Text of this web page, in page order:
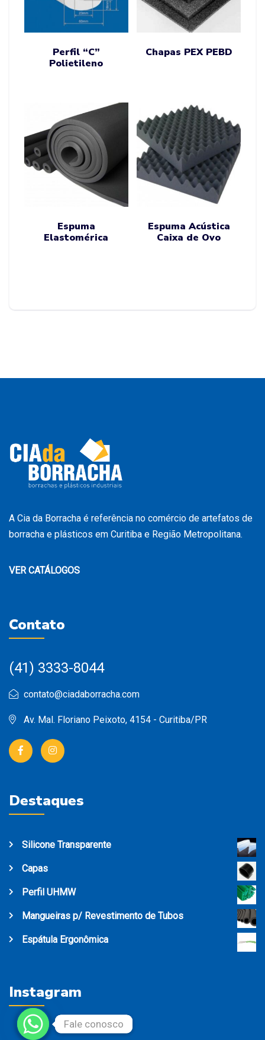
Perfil “C”
Polietileno
Chapas PEX PEBD
Espuma
Elastomérica
Espuma Acústica
Caixa de Ovo
A Cia da Borracha é referência no comércio de artefatos de
borracha e plásticos em Curitiba e Região Metropolitana.
VER CATÁLOGOS
Contato
(41) 3333-8044
contato@ciadaborracha.com
Av. Mal. Floriano Peixoto, 4154 - Curitiba/PR
Destaques
Silicone Transparente
Capas
Perfil UHMW
Mangueiras p/ Revestimento de Tubos
Espátula Ergonômica
Instagram
Fale conosco
Fale conosco